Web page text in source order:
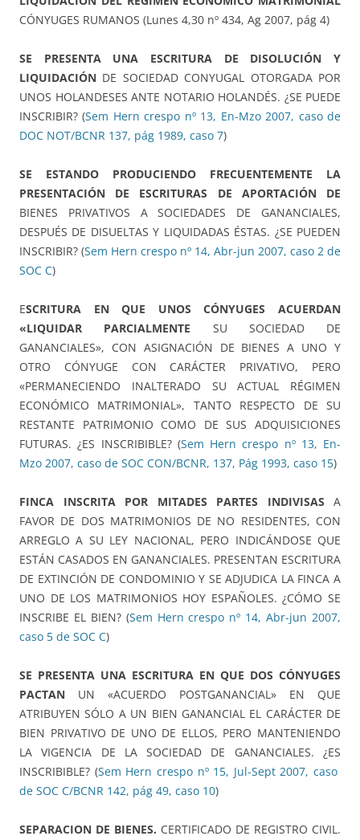
CÓNYUGES RUMANOS (Lunes 4,30 nº 434, Ag 2007, pág 4)
SE PRESENTA UNA ESCRITURA DE DISOLUCIÓN Y
LIQUIDACIÓN DE SOCIEDAD CONYUGAL OTORGADA POR
UNOS HOLANDESES ANTE NOTARIO HOLANDÉS. ¿SE PUEDE
INSCRIBIR? (Sem Hern crespo nº 13, En-Mzo 2007, caso de
DOC NOT/BCNR 137, pág 1989, caso 7)
SE ESTANDO PRODUCIENDO FRECUENTEMENTE LA
PRESENTACIÓN DE ESCRITURAS DE APORTACIÓN DE
BIENES PRIVATIVOS A SOCIEDADES DE GANANCIALES,
DESPUÉS DE DISUELTAS Y LIQUIDADAS ÉSTAS. ¿SE PUEDEN
INSCRIBIR? (Sem Hern crespo nº 14, Abr-jun 2007, caso 2 de
SOC C)
ESCRITURA EN QUE UNOS CÓNYUGES ACUERDAN
«LIQUIDAR PARCIALMENTE SU SOCIEDAD DE
GANANCIALES», CON ASIGNACIÓN DE BIENES A UNO Y
OTRO CÓNYUGE CON CARÁCTER PRIVATIVO, PERO
«PERMANECIENDO INALTERADO SU ACTUAL RÉGIMEN
ECONÓMICO MATRIMONIAL», TANTO RESPECTO DE SU
RESTANTE PATRIMONIO COMO DE SUS ADQUISICIONES
FUTURAS. ¿ES INSCRIBIBLE? (Sem Hern crespo nº 13, En-
Mzo 2007, caso de SOC CON/BCNR, 137, Pág 1993, caso 15)
FINCA INSCRITA POR MITADES PARTES INDIVISAS A
FAVOR DE DOS MATRIMONIOS DE NO RESIDENTES, CON
ARREGLO A SU LEY NACIONAL, PERO INDICÁNDOSE QUE
ESTÁN CASADOS EN GANANCIALES. PRESENTAN ESCRITURA
DE EXTINCIÓN DE CONDOMINIO Y SE ADJUDICA LA FINCA A
UNO DE LOS MATRIMONIOS HOY ESPAÑOLES. ¿CÓMO SE
INSCRIBE EL BIEN? (Sem Hern crespo nº 14, Abr-jun 2007,
caso 5 de SOC C)
SE PRESENTA UNA ESCRITURA EN QUE DOS CÓNYUGES
PACTAN UN «ACUERDO POSTGANANCIAL» EN QUE
ATRIBUYEN SÓLO A UN BIEN GANANCIAL EL CARÁCTER DE
BIEN PRIVATIVO DE UNO DE ELLOS, PERO MANTENIENDO
LA VIGENCIA DE LA SOCIEDAD DE GANANCIALES. ¿ES
INSCRIBIBLE? (Sem Hern crespo nº 15, Jul-Sept 2007, caso
de SOC C/BCNR 142, pág 49, caso 10)
SEPARACION DE BIENES. CERTIFICADO DE REGISTRO CIVIL.